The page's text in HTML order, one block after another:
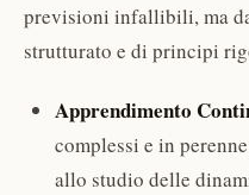
previsioni infallibili, ma
strutturato e di principi
Apprendimento
complessi e in
allo studio delle